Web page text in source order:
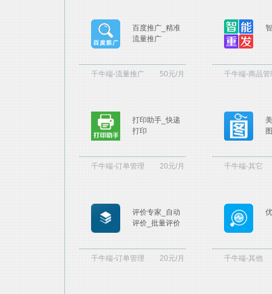
百度推广_精准
流量推广
千牛端-流量推广 50元/月 千牛端-商品管
打印助手_快递
打印
千牛端-订单管理 20元/月 千牛端-其它
评价专家_自动
评价_批量评价
千牛端-订单管理 20元/月 千牛端-其他